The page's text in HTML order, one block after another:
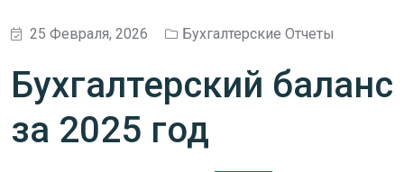
25 Февраля, 2026 Бухгалтерские Отчеты
Бухгалтерский баланс
за 2025 год